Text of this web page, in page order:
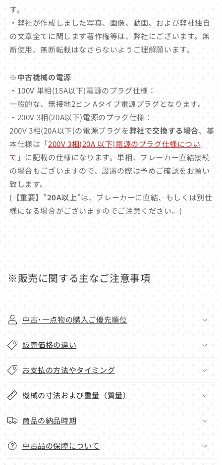
す。
・弊社が作成しました写真、画像、動画、および弊社独自
の文章全てに関します著作権等は、弊社にございます。無
断使用、無断転載はなさらないようご理解願います。
※中古機械の電源
・100V 単相(15A以下)電源のプラグ仕様：
一般的な、無接地2ピン Aタイプ電源プラグとなります。
・200V 3相(20A以下)電源のプラグ仕様：
200V 3相(20A以下)の電源プラグを弊社で交換する場合、基
本仕様は「200V 3相(20A 以下)電源のプラグ仕様につい
て 」に記載の仕様になります。単相、ブレーカー直結接続
の場合もございますので、設置の際は予めご確認をお願い
致します。
(【重要】"20A以上"は、ブレーカーに直結、もしくは別仕
様になる場合がございますのでご注意ください。)
※販売に関する主なご注意事項
中古･一点物の購入ご優先順位
販売価格の違い
お支払の方法やタイミング
機械の寸法および重量（質量）
商品の納品時期
中古品の保障について